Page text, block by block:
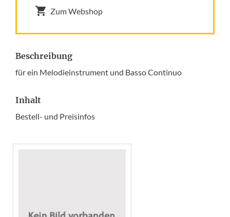
Zum Webshop
Beschreibung
für ein Melodieinstrument und Basso Continuo
Inhalt
Bestell- und Preisinfos